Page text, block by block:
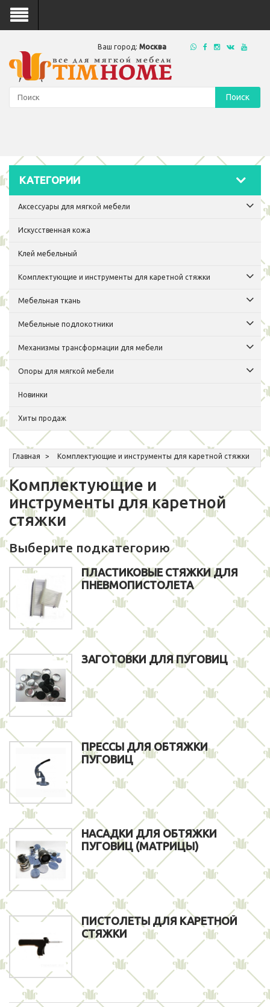
Ваш город: Москва
Поиск
КАТЕГОРИИ
Аксессуары для мягкой мебели
Искусственная кожа
Клей мебельный
Комплектующие и инструменты для каретной стяжки
Мебельная ткань
Мебельные подлокотники
Механизмы трансформации для мебели
Опоры для мягкой мебели
Новинки
Хиты продаж
Главная Комплектующие и инструменты для каретной стяжки
Комплектующие и
инструменты для каретной
стяжки
Выберите подкатегорию
ПЛАСТИКОВЫЕ СТЯЖКИ ДЛЯ
ПНЕВМОПИСТОЛЕТА
ЗАГОТОВКИ ДЛЯ ПУГОВИЦ
ПРЕССЫ ДЛЯ ОБТЯЖКИ
ПУГОВИЦ
НАСАДКИ ДЛЯ ОБТЯЖКИ
ПУГОВИЦ (МАТРИЦЫ)
ПИСТОЛЕТЫ ДЛЯ КАРЕТНОЙ
СТЯЖКИ